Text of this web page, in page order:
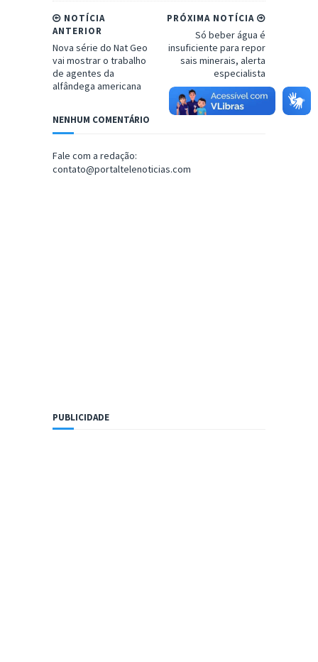
PRÓXIMA NOTÍCIA
Só beber água é
insuficiente para repor
sais minerais, alerta
especialista
NOTÍCIA
ANTERIOR
Nova série do Nat Geo
vai mostrar o trabalho
de agentes da
alfândega americana
NENHUM COMENTÁRIO
Fale com a redação:
contato@portaltelenoticias.com
PUBLICIDADE